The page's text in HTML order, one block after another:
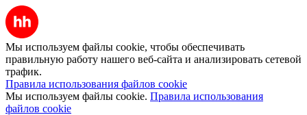
Мы используем файлы cookie, чтобы обеспечивать
правильную работу нашего веб-сайта и анализировать сетевой
трафик.
Правила использования файлов cookie
Мы используем файлы cookie. Правила использования
файлов cookie